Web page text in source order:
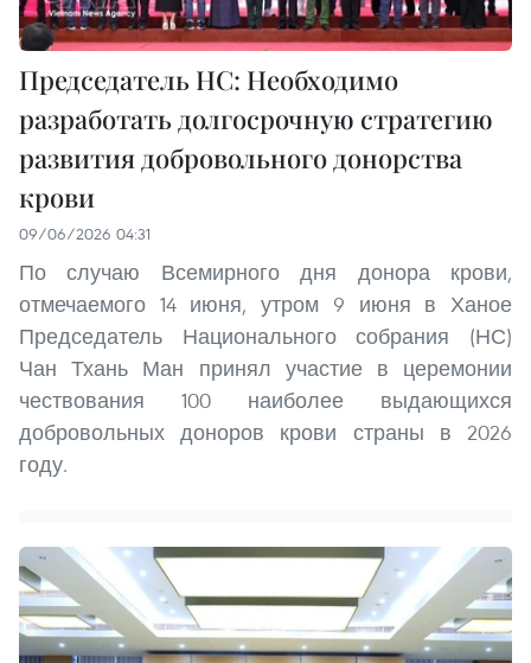
Председатель НС: Необходимо
разработать долгосрочную стратегию
развития добровольного донорства
крови
09/06/2026 04:31
По случаю Всемирного дня донора крови,
отмечаемого 14 июня, утром 9 июня в Ханое
Председатель Национального собрания (НС)
Чан Тхань Ман принял участие в церемонии
чествования 100 наиболее выдающихся
добровольных доноров крови страны в 2026
году.